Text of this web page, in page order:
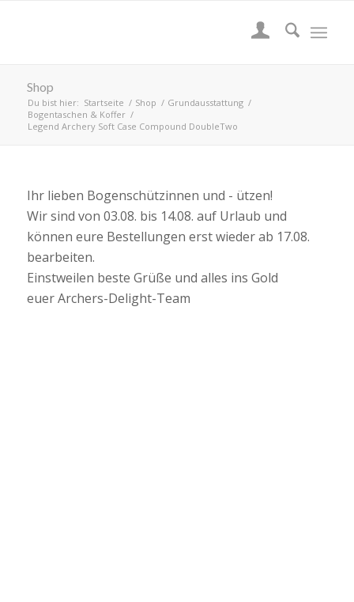
Shop
Du bist hier: Startseite / Shop / Grundausstattung /
Bogentaschen & Koffer /
Legend Archery Soft Case Compound DoubleTwo
Ihr lieben Bogenschützinnen und - ützen!
Wir sind von 03.08. bis 14.08. auf Urlaub und
können eure Bestellungen erst wieder ab 17.08.
bearbeiten.
Einstweilen beste Grüße und alles ins Gold
euer Archers-Delight-Team